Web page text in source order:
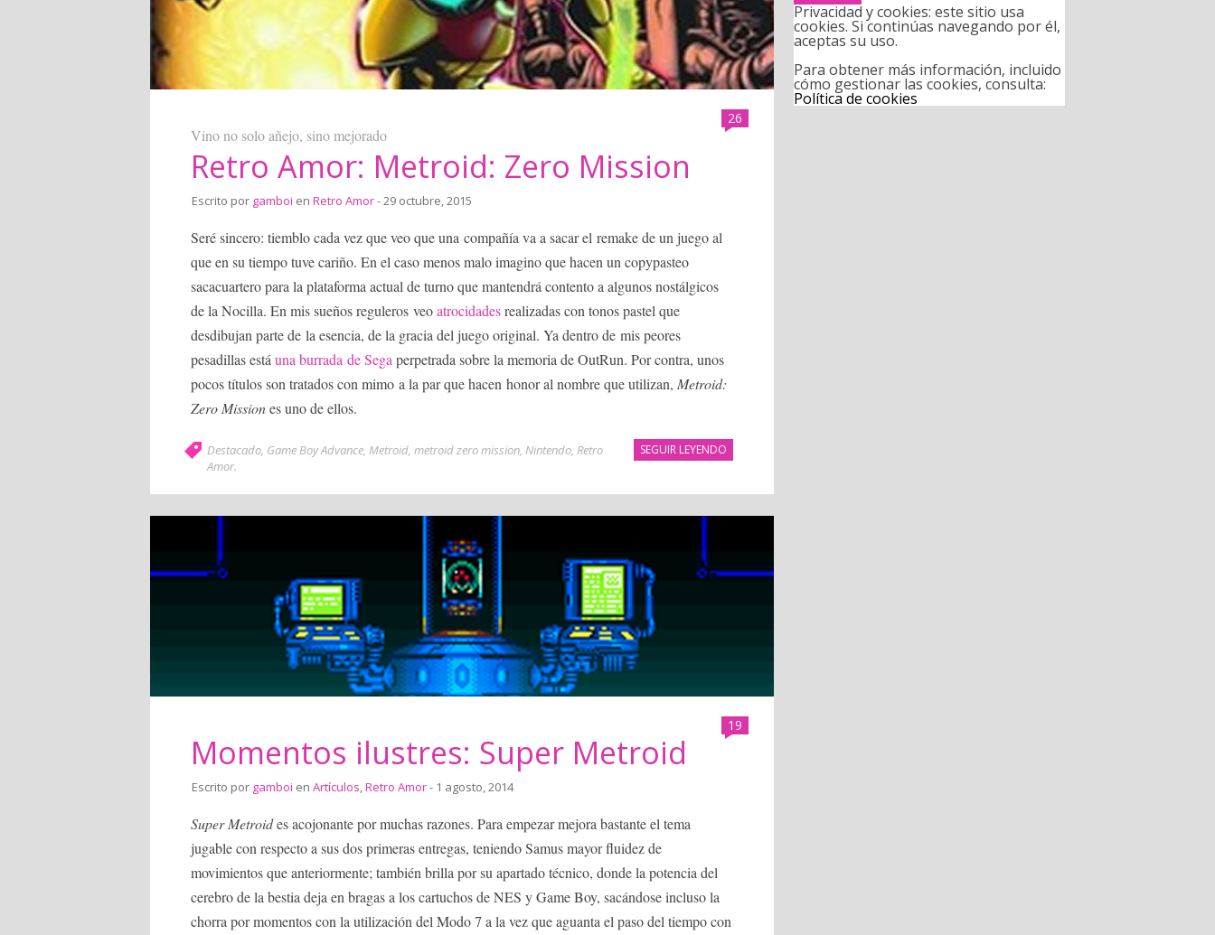
26
Vino no solo añejo, sino mejorado
Retro Amor: Metroid: Zero Mission
Escrito por gamboi en Retro Amor- 29 octubre, 2015
Seré sincero: tiemblo cada vez que veo que una compañía va a sacar el remake de un juego al
que en su tiempo tuve cariño. En el caso menos malo imagino que hacen un copypasteo
sacacuartero para la plataforma actual de turno que mantendrá contento a algunos nostálgicos
de la Nocilla. En mis sueños reguleros veoatrocidadesrealizadas con tonos pastel que
desdibujan parte de la esencia, de la gracia del juego original. Ya dentro de mis peores
pesadillas está una burrada de Sega perpetrada sobre la memoria de OutRun. Por contra, unos
pocos títulos son tratados con mimo a la par que hacen honor al nombre que utilizan, Metroid:
Zero Missiones uno de ellos.
SEGUIR LEYENDO
Destacado, Game Boy Advance, Metroid, metroid zero mission, Nintendo, Retro
Amor.
19
Momentos ilustres: Super Metroid
Escrito por gamboi en Artículos,Retro Amor- 1 agosto, 2014
Super Metroides acojonante por muchas razones. Para empezar mejora bastante el tema
jugable con respecto a sus dos primeras entregas, teniendo Samus mayor fluidez de
movimientos que anteriormente; también brilla por su apartado técnico, donde la potencia del
cerebro de la bestia deja en bragas a los cartuchos de NES y Game Boy, sacándose incluso la
chorra por momentos con la utilización del Modo 7 a la vez que aguanta el paso del tiempo con
Privacidad y cookies: este sitio usa
cookies. Si continúas navegando por él,
aceptas su uso.
Para obtener más información, incluido
cómo gestionar las cookies, consulta:
Política de cookies